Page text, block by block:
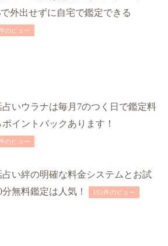
で外出せずに自宅で鑑定できる
のビュー
占いウラナは毎月7のつく日で鑑定料
ポイントバックあります！
のビュー
占い絆の明確な料金システムとお試
分無料鑑定は人気！
192件のビュー